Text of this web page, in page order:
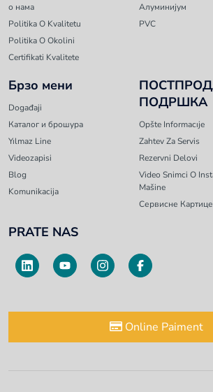
о нама
Politika O Kvalitetu
Politika O Okolini
Certifikati Kvalitete
Алуминијум
PVC
Брзо мени
Događaji
Каталог и брошура
Yılmaz Line
Videozapisi
Blog
Komunikacija
ПОДРШКА
Opšte Informacıje
Zahtev Za Servis
Rezervni Delovi
Video Snimci O
Mašine
Сервисне Картице
PRATE NAS
Online Paiment